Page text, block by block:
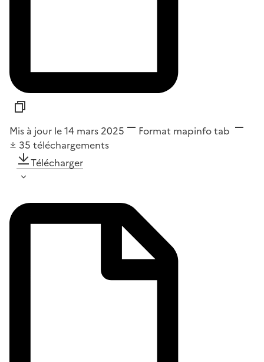
Mis à jour le 14 mars 2025 Format mapinfo tab
35 téléchargements
Télécharger